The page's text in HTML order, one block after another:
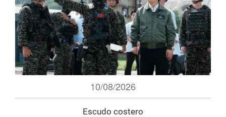
10/08/2026
Escudo costero